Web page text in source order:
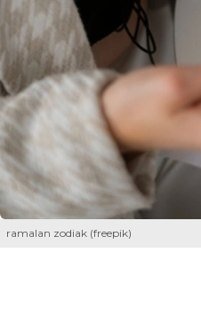
ramalan zodiak (freepik)